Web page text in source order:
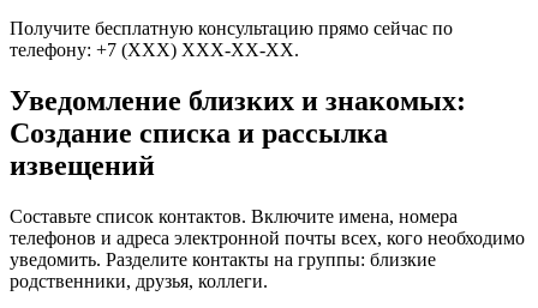
Получите бесплатную консультацию прямо сейчас по
телефону: +7 (XXX) XXX-XX-XX.
Уведомление близких и знакомых:
Создание списка и рассылка
извещений
Составьте список контактов. Включите имена, номера
телефонов и адреса электронной почты всех, кого необходимо
уведомить. Разделите контакты на группы: близкие
родственники, друзья, коллеги.